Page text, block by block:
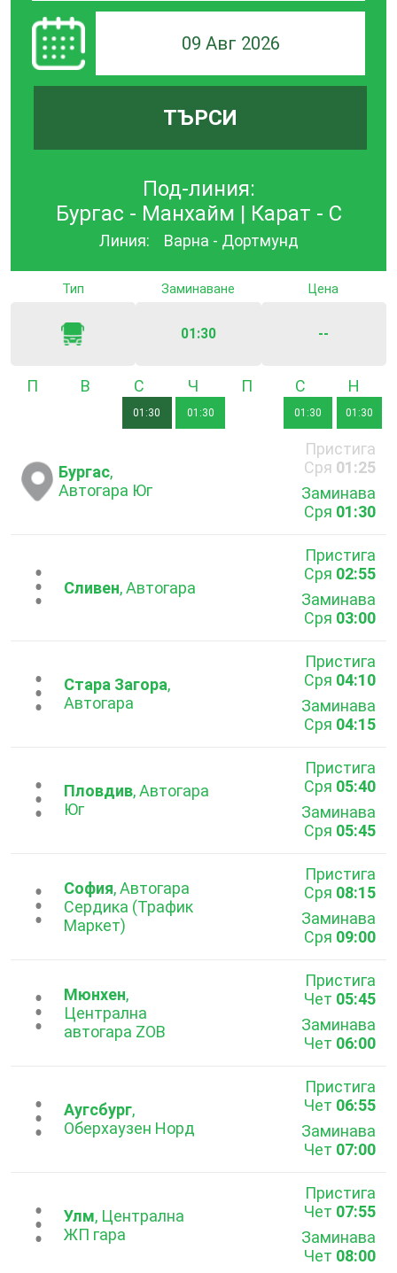
09 Авг 2026
ТЪРСИ
Под-линия:
Бургас - Манхайм | Карат - С
Линия: Варна - Дортмунд
Тип Заминаване
01:30
Цена
--
ПонеделникВторник
01:30
Четвъртък
01:30
Събота
01:30 01:30
Бургас,
Автогара Юг
Пристига
Сря 01:25
Заминава
Сря 01:30
...Сливен, Автогара
Пристига
Сря 02:55
Заминава
Сря 03:00
...Стара Загора,
Автогара
Пристига
Сря 04:10
Заминава
Сря 04:15
...Пловдив, Автогара
Юг
Пристига
Сря 05:40
Заминава
Сря 05:45
...София, Автогара
Сердика (Трафик
Маркет)
Пристига
Сря 08:15
Заминава
Сря 09:00
...Мюнхен,
Централна
автогара ZOB
Пристига
Чет 05:45
Заминава
Чет 06:00
...Аугсбург,
Оберхаузен Норд
Пристига
Чет 06:55
Заминава
Чет 07:00
...
Улм, Централна
ЖП гара
Пристига
Чет 07:55
Заминава
Чет 08:00